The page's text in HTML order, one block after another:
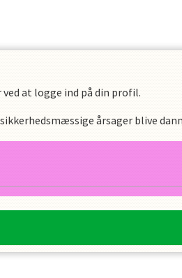
at logge ind på din profil.
årsager blive